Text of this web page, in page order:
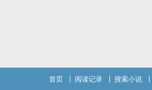
首页 阅读记录 搜索小说